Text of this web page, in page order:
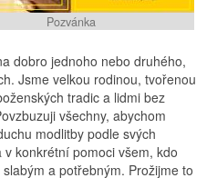
Pozvánka
dobro jednoho nebo druhého,
Jsme velkou rodinou, tvořenou
tradic a lidmi bez
všechny, abychom
modlitby podle svých
konkrétní pomoci všem, kdo
a potřebným. Prožijme to